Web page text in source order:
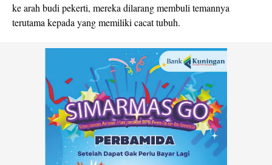
ke arah budi pekerti, mereka dilarang membuli temannya
terutama kepada yang memiliki cacat tubuh.